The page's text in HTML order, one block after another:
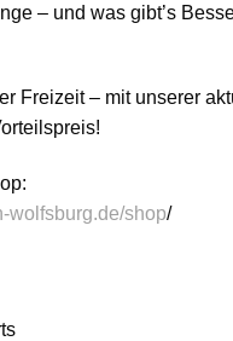
– und was gibt’s
Freizeit – mit unserer
wolfsburg.de/shop/